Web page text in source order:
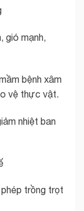
gió mạnh,
bệnh xâm
vệ thực vật.
nhiệt ban
trồng trọt